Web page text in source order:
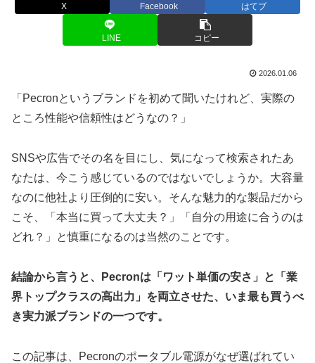
X Facebook はてブ
LINE コピー
2026.01.06
「Pecronというブランドを初めて聞いたけれど、実際の
ところ性能や信頼性はどうなの？」
SNSや広告でその名を目にし、気になって検索されたあ
なたは、今こう感じているのではないでしょうか。大容量
なのに他社より圧倒的に安い。そんな魅力的な製品だから
こそ、「本当に買って大丈夫？」「自分の用途に合うのは
どれ？」と慎重になるのは当然のことです。
結論から言うと、Pecronは「ワット単価の安さ」と「業
界トップクラスの高出力」を両立させた、いま最も買うべ
き実力派ブランドの一つです。
この記事は、Pecronのポータブル電源がなぜ選ばれてい